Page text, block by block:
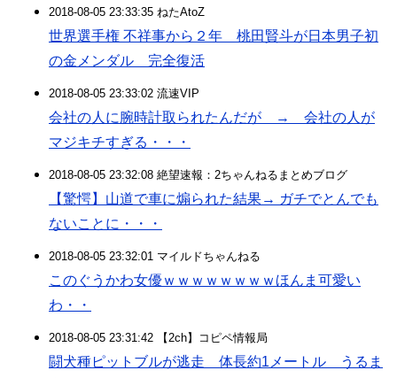
2018-08-05 23:33:35 ねたAtoZ
世界選手権 不祥事から２年 桃田賢斗が日本男子初
の金メンダル 完全復活
2018-08-05 23:33:02 流速VIP
会社の人に腕時計取られたんだが → 会社の人が
マジキチすぎる・・・
2018-08-05 23:32:08 絶望速報：2ちゃんねるまとめブログ
【驚愕】山道で車に煽られた結果→ ガチでとんでも
ないことに・・・
2018-08-05 23:32:01 マイルドちゃんねる
このぐうかわ女優ｗｗｗｗｗｗｗｗほんま可愛い
わ・・
2018-08-05 23:31:42 【2ch】コピペ情報局
闘犬種ピットブルが逃走 体長約1メートル うるま